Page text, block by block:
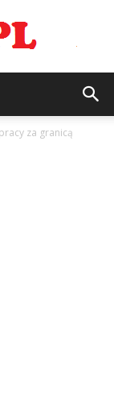
za granicą